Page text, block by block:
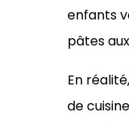
enfants
pâtes
En
de